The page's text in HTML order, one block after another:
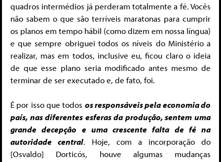
quadros intermédios já perderam totalmente a fé. Vocês
não sabem o que são terríveis maratonas para cumprir
os planos em tempo hábil (como dizem em nossa língua)
e que sempre obriguei todos os níveis do Ministério a
realizar, mas em todos, inclusive eu, ficou claro o ideia
de que esse plano seria modificado antes mesmo de
terminar de ser executado e, de fato, foi.
É por isso que todos os responsáveis ​​pela economia do
país, nas diferentes esferas da produção, sentem uma
grande decepção e uma crescente falta de fé na
autoridade central. Hoje, com a incorporação do
[Osvaldo] Dorticós, houve algumas mudanças